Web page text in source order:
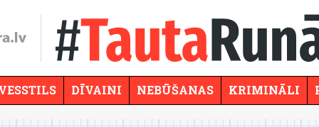
DĪVAINI NEBŪŠANAS KRIMINĀLI